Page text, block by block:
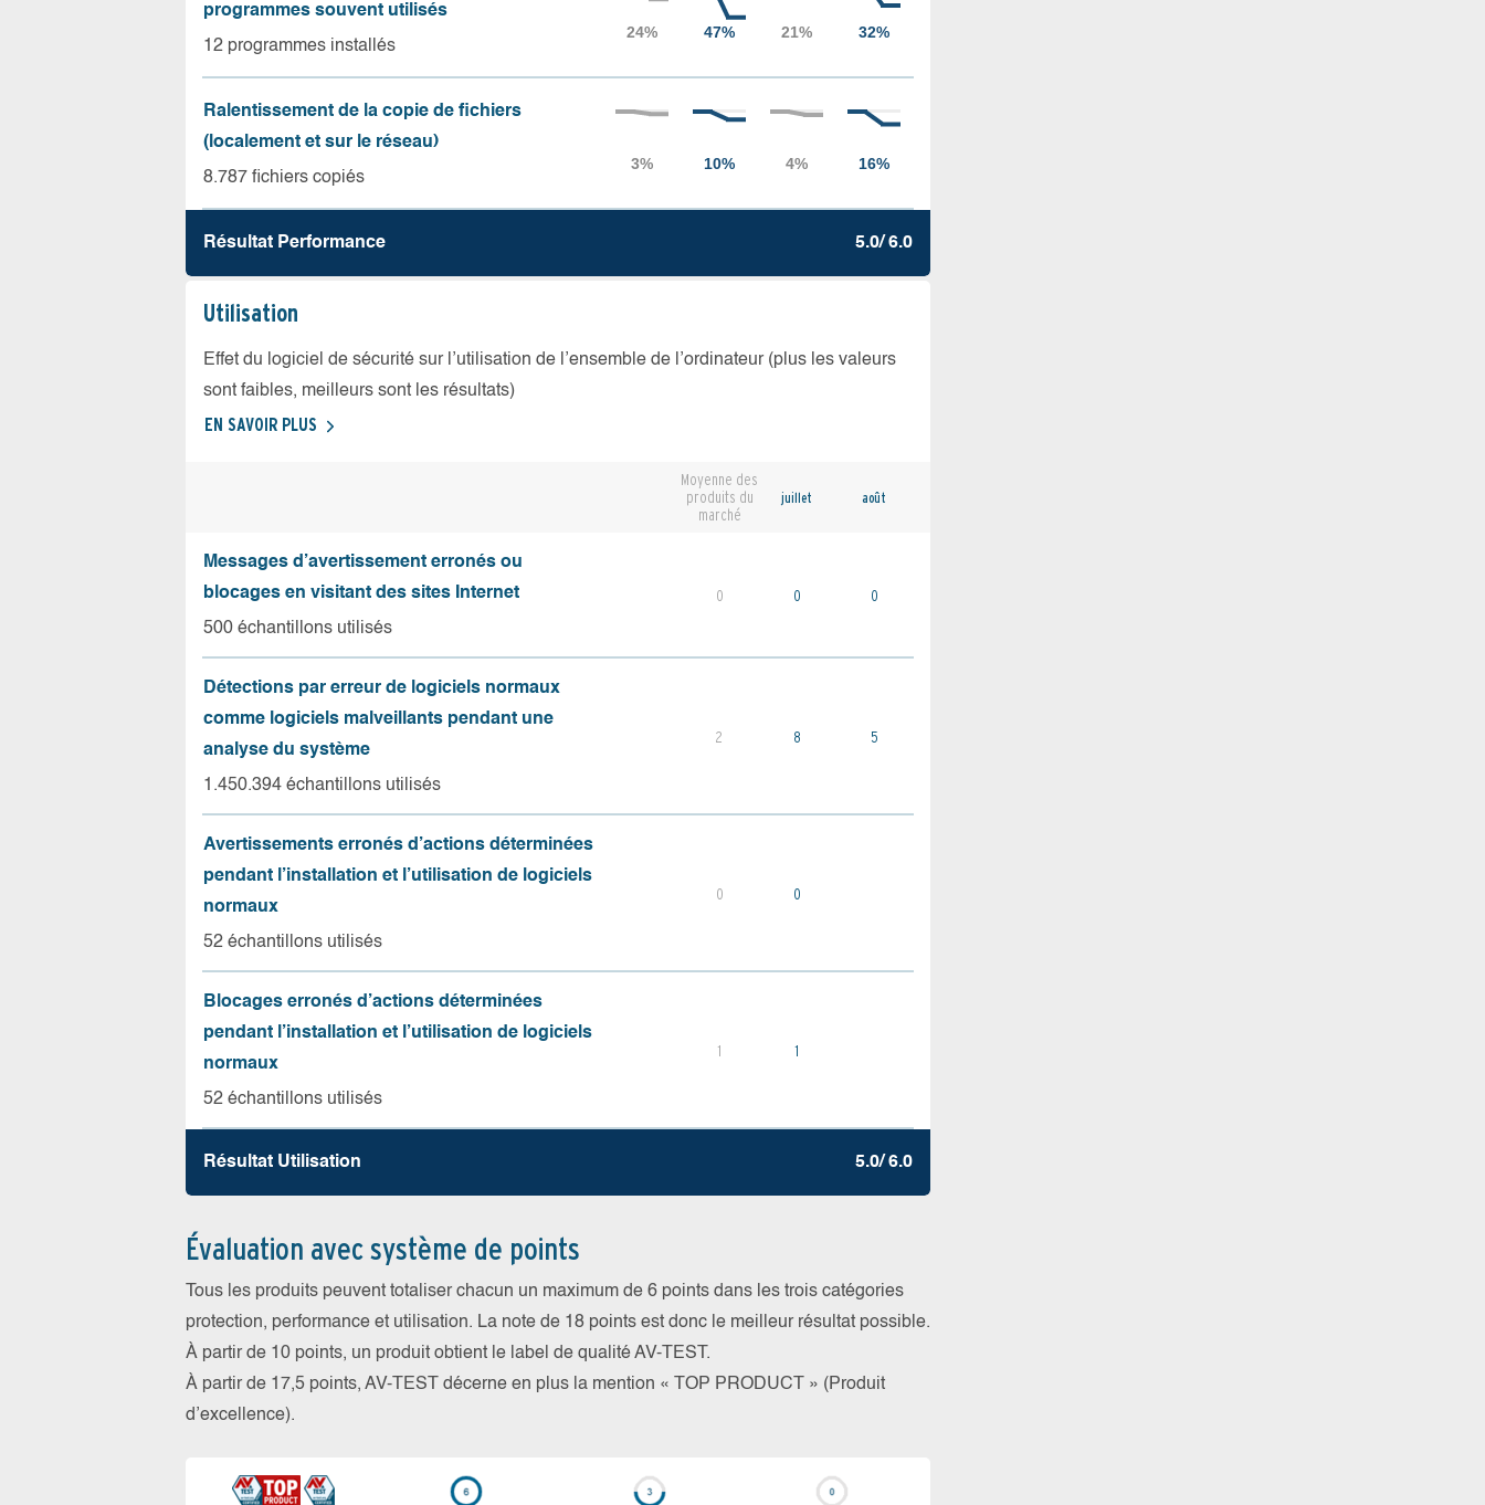
programmes souvent utilisés
12 programmes installés
Ralentissement de la copie de fichiers
(localement et sur le réseau)
8.787 fichiers copiés
Résultat Performance 5.0/ 6.0
Utilisation
Effet du logiciel de sécurité sur l’utilisation de l’ensemble de l’ordinateur (plus les valeurs
sont faibles, meilleurs sont les résultats)
EN SAVOIR PLUS
Moyenne des
produits du
marché
juillet août
Messages d’avertissement erronés ou
blocages en visitant des sites Internet
500 échantillons utilisés
0 0 0
Détections par erreur de logiciels normaux
comme logiciels malveillants pendant une
analyse du système
1.450.394 échantillons utilisés
2 8 5
Avertissements erronés d’actions déterminées
pendant l’installation et l’utilisation de logiciels
normaux
52 échantillons utilisés
0 0
Blocages erronés d’actions déterminées
pendant l’installation et l’utilisation de logiciels
normaux
52 échantillons utilisés
1 1
Résultat Utilisation 5.0/ 6.0
Évaluation avec système de points
Tous les produits peuvent totaliser chacun un maximum de 6 points dans les trois catégories
protection, performance et utilisation. La note de 18 points est donc le meilleur résultat possible.
À partir de 10 points, un produit obtient le label de qualité AV-TEST.
À partir de 17,5 points, AV-TEST décerne en plus la mention « TOP PRODUCT » (Produit
d’excellence).